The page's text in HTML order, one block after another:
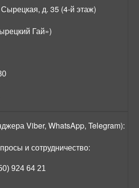
д. 35 (4-й этаж)
Гай»)
Viber, WhatsApp, Telegram):
и сотрудничество:
924 64 21